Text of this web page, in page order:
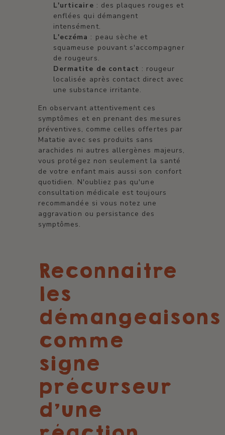
L'urticaire : des plaques rouges et
enflées qui démangent
intensément.
L'eczéma : peau sèche et
squameuse pouvant s'accompagner
de rougeurs.
Dermatite de contact : rougeur
localisée après contact direct avec
une substance irritante.
En observant attentivement ces
symptômes et en prenant des mesures
préventives, comme celles offertes par
Matatie avec ses produits sans
arachides ni autres allergènes majeurs,
vous protégez non seulement la santé
de votre enfant mais aussi son confort
quotidien. N'oubliez pas qu'une
consultation médicale est toujours
recommandée si vous notez une
aggravation ou persistance des
symptômes.
Reconnaître
les
démangeaisons
comme
signe
précurseur
d'une